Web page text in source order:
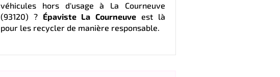
véhicules hors d'usage à La Courneuve
(93120) ? Épaviste La Courneuveest là
pour les recycler de manière responsable.